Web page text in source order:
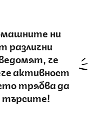
ни
различни
че
активност
трябва да
търсите!